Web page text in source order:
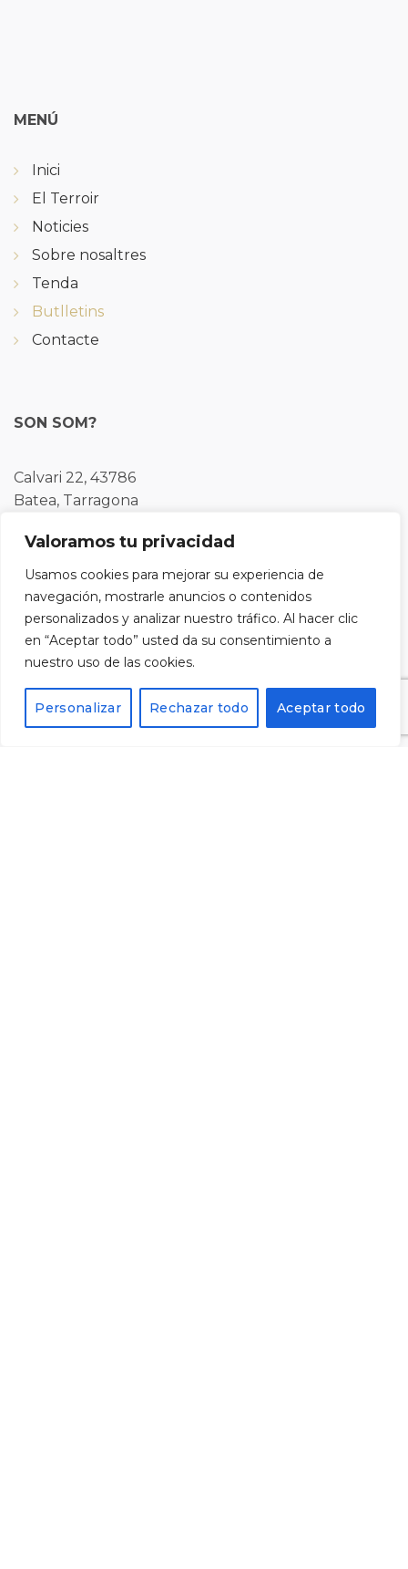
Valoramos tu privacidad
Usamos cookies para mejorar su experiencia de
navegación, mostrarle anuncios o contenidos
personalizados y analizar nuestro tráfico. Al hacer clic
en “Aceptar todo” usted da su consentimiento a
nuestro uso de las cookies.
Personalizar Rechazar todo Aceptar todo
MENÚ
Inici
El Terroir
Noticies
Sobre nosaltres
Tenda
Butlletins
Contacte
SON SOM?
Calvari 22, 43786
Batea, Tarragona
Registra't al nostre butlletí i rebràs un codi del 10%
de descompte per a la teva pròxima compra.